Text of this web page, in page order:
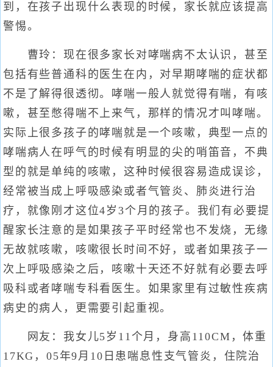
到，在孩子出现什么表现的时候，家长就应该提高
警惕。
曹玲：现在很多家长对哮喘病不太认识，甚至
包括有些普通科的医生在内，对早期哮喘的症状都
不是了解得很透彻。哮喘一般人就觉得有喘，有咳
嗽，甚至憋得喘不上来气，那样的情况才叫哮喘。
实际上很多孩子的哮喘就是一个咳嗽，典型一点的
哮喘病人在呼气的时候有明显的尖的哨笛音，不典
型的就是单纯的咳嗽，这种时候很容易造成误诊，
经常被当成上呼吸感染或者气管炎、肺炎进行治
疗，就像刚才这位4岁3个月的孩子。我们有必要提
醒家长注意的是如果孩子平时经常也不发烧，无缘
无故就咳嗽，咳嗽很长时间不好，或者如果孩子一
次上呼吸感染之后，咳嗽十天还不好就有必要去呼
吸科或者哮喘专科看医生。如果家里有过敏性疾病
病史的病人，更需要引起重视。
网友：我女儿5岁11个月，身高110CM，体重
17KG，05年9月10日患喘息性支气管炎，住院治